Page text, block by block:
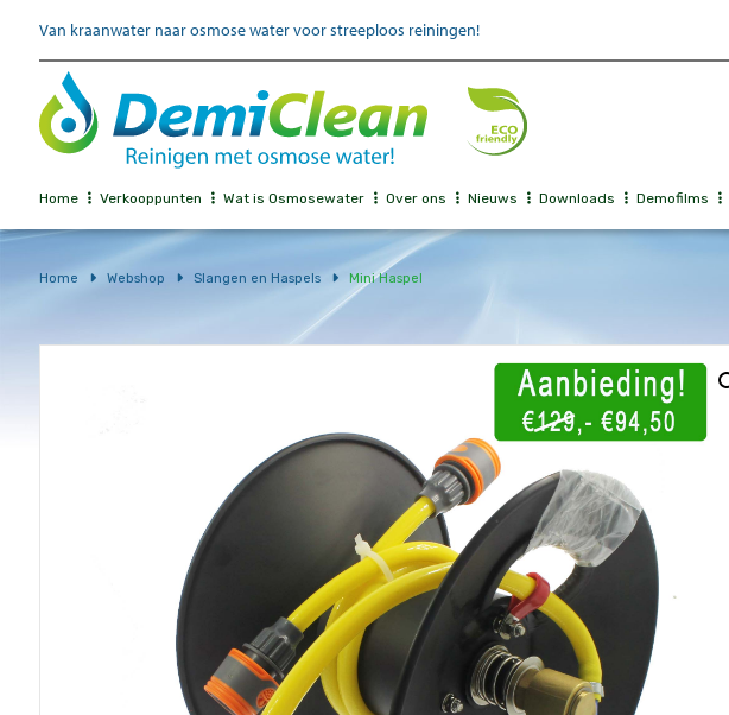
Van kraanwater naar osmose water voor streeploos reiningen!
Home Verkooppunten Wat is Osmosewater Over ons Nieuws Downloads Demofilms
Home Webshop Slangen en Haspels Mini Haspel